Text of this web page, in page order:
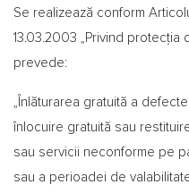
Se realizează conform
13.03.2003 „Privind protecția
prevede:
„Înlăturarea gratuită a
înlocuire gratuită sau
sau servicii neconforme pe
sau a perioadei de